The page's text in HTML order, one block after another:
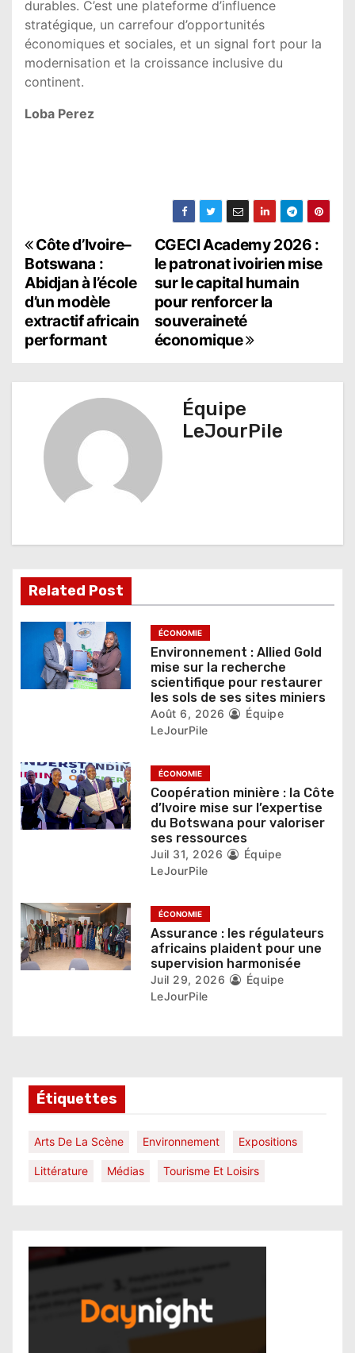
durables. C’est une plateforme d’influence
stratégique, un carrefour d’opportunités
économiques et sociales, et un signal fort pour la
modernisation et la croissance inclusive du
continent.
Loba Perez
N
a
v
i
d
e
l
i
c
l
CGECI Academy 2026 :
le patronat ivoirien mise
sur le capital humain
pour renforcer la
souveraineté
économique
Côte d’Ivoire–
Botswana :
Abidjan à l’école
d’un modèle
extractif africain
performant
Équipe
LeJourPile
Related Post
ÉCONOMIE
Environnement : Allied Gold
mise sur la recherche
scientifique pour restaurer
les sols de ses sites miniers
Août 6, 2026
Équipe
LeJourPile
ÉCONOMIE
Coopération minière : la Côte
d’Ivoire mise sur l’expertise
du Botswana pour valoriser
ses ressources
Juil 31, 2026
Équipe
LeJourPile
ÉCONOMIE
Assurance : les régulateurs
africains plaident pour une
supervision harmonisée
Juil 29, 2026
Équipe
LeJourPile
Étiquettes
Arts De La Scène Environnement Expositions
Littérature Médias Tourisme Et Loisirs